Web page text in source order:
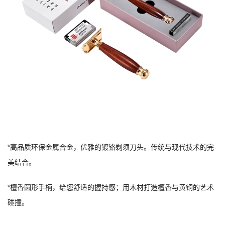
*高品质环保金属合金，优雅的镀铬剃须刀头。传统与现代技术的完
美结合。
*檀香圆形手柄，给您舒适的握持感；用木材打造檀香与黄铜的艺术
碰撞。